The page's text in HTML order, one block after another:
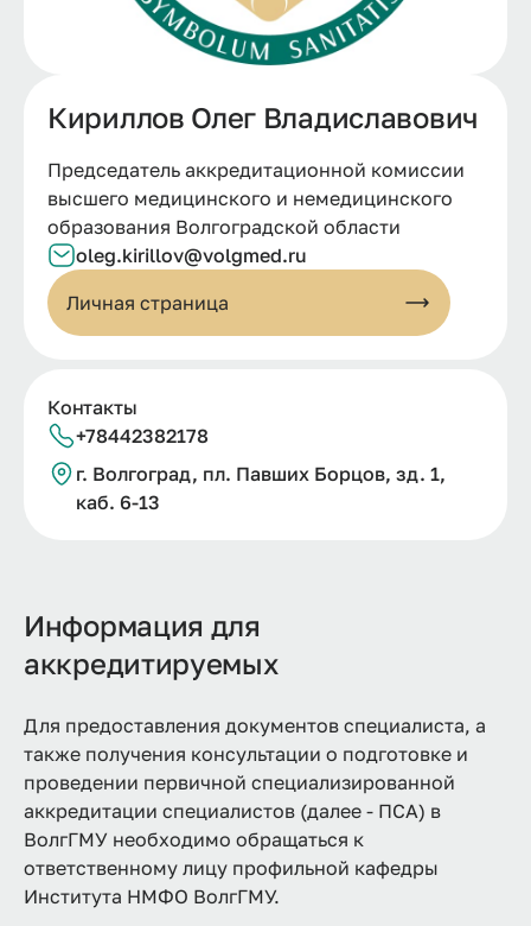
Кириллов Олег Владиславович
Председатель аккредитационной комиссии
высшего медицинского и немедицинского
образования Волгоградской области
oleg.kirillov@volgmed.ru
Личная страница
Контакты
+78442382178
г. Волгоград, пл. Павших Борцов, зд. 1,
каб. 6-13
Информация для
аккредитируемых
Для предоставления документов специалиста, а
также получения консультации о подготовке и
проведении первичной специализированной
аккредитации специалистов (далее - ПСА) в
ВолгГМУ необходимо обращаться к
ответственному лицу профильной кафедры
Института НМФО ВолгГМУ.